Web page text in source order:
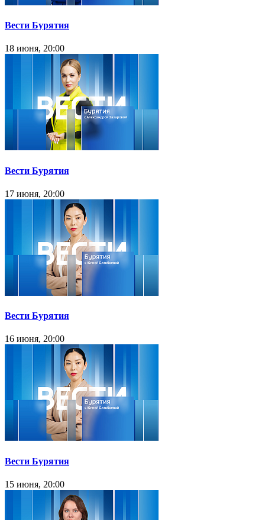
Вести Бурятия
18 июня, 20:00
Вести Бурятия
17 июня, 20:00
Вести Бурятия
16 июня, 20:00
Вести Бурятия
15 июня, 20:00